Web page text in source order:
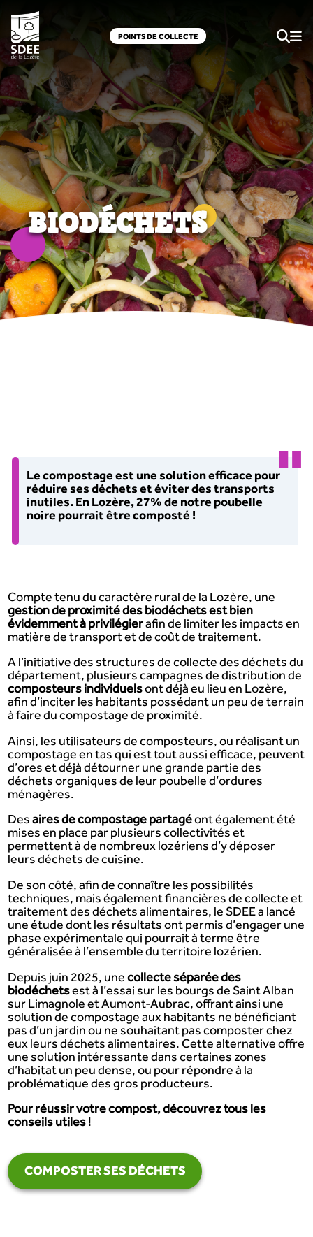
POINTS DE COLLECTE
BIODÉCHETS
Le compostage est une solution efficace pour
réduire ses déchets et éviter des transports
inutiles. En Lozère, 27% de notre poubelle
noire pourrait être composté !
Compte tenu du caractère rural de la Lozère, une
gestion de proximité des biodéchets est bien
évidemment à privilégierafin de limiter les impacts en
matière de transport et de coût de traitement.
A l’initiative des structures de collecte des déchets du
département, plusieurs campagnes de distribution de
composteurs individuelsont déjà eu lieu en Lozère,
afin d’inciter les habitants possédant un peu de terrain
à faire du compostage de proximité.
Ainsi, les utilisateurs de composteurs, ou réalisant un
compostage en tas qui est tout aussi efficace, peuvent
d’ores et déjà détourner une grande partie des
déchets organiques de leur poubelle d’ordures
ménagères.
Desaires de compostage partagéont également été
mises en place par plusieurs collectivités et
permettent à de nombreux lozériens d’y déposer
leurs déchets de cuisine.
De son côté, afin de connaître les possibilités
techniques, mais également financières de collecte et
traitement des déchets alimentaires, le SDEE a lancé
une étude dont les résultats ont permis d’engager une
phase expérimentale qui pourrait à terme être
généralisée à l’ensemble du territoire lozérien.
Depuis juin 2025, unecollecte séparée des
biodéchetsest à l’essai sur les bourgs de Saint Alban
sur Limagnole et Aumont-Aubrac, offrant ainsi une
solution de compostage aux habitants ne bénéficiant
pas d’un jardin ou ne souhaitant pas composter chez
eux leurs déchets alimentaires. Cette alternative offre
une solution intéressante dans certaines zones
d’habitat un peu dense, ou pour répondre à la
problématique des gros producteurs.
Pour réussir votre compost, découvrez tous les
conseils utiles!
COMPOSTER SES DÉCHETS